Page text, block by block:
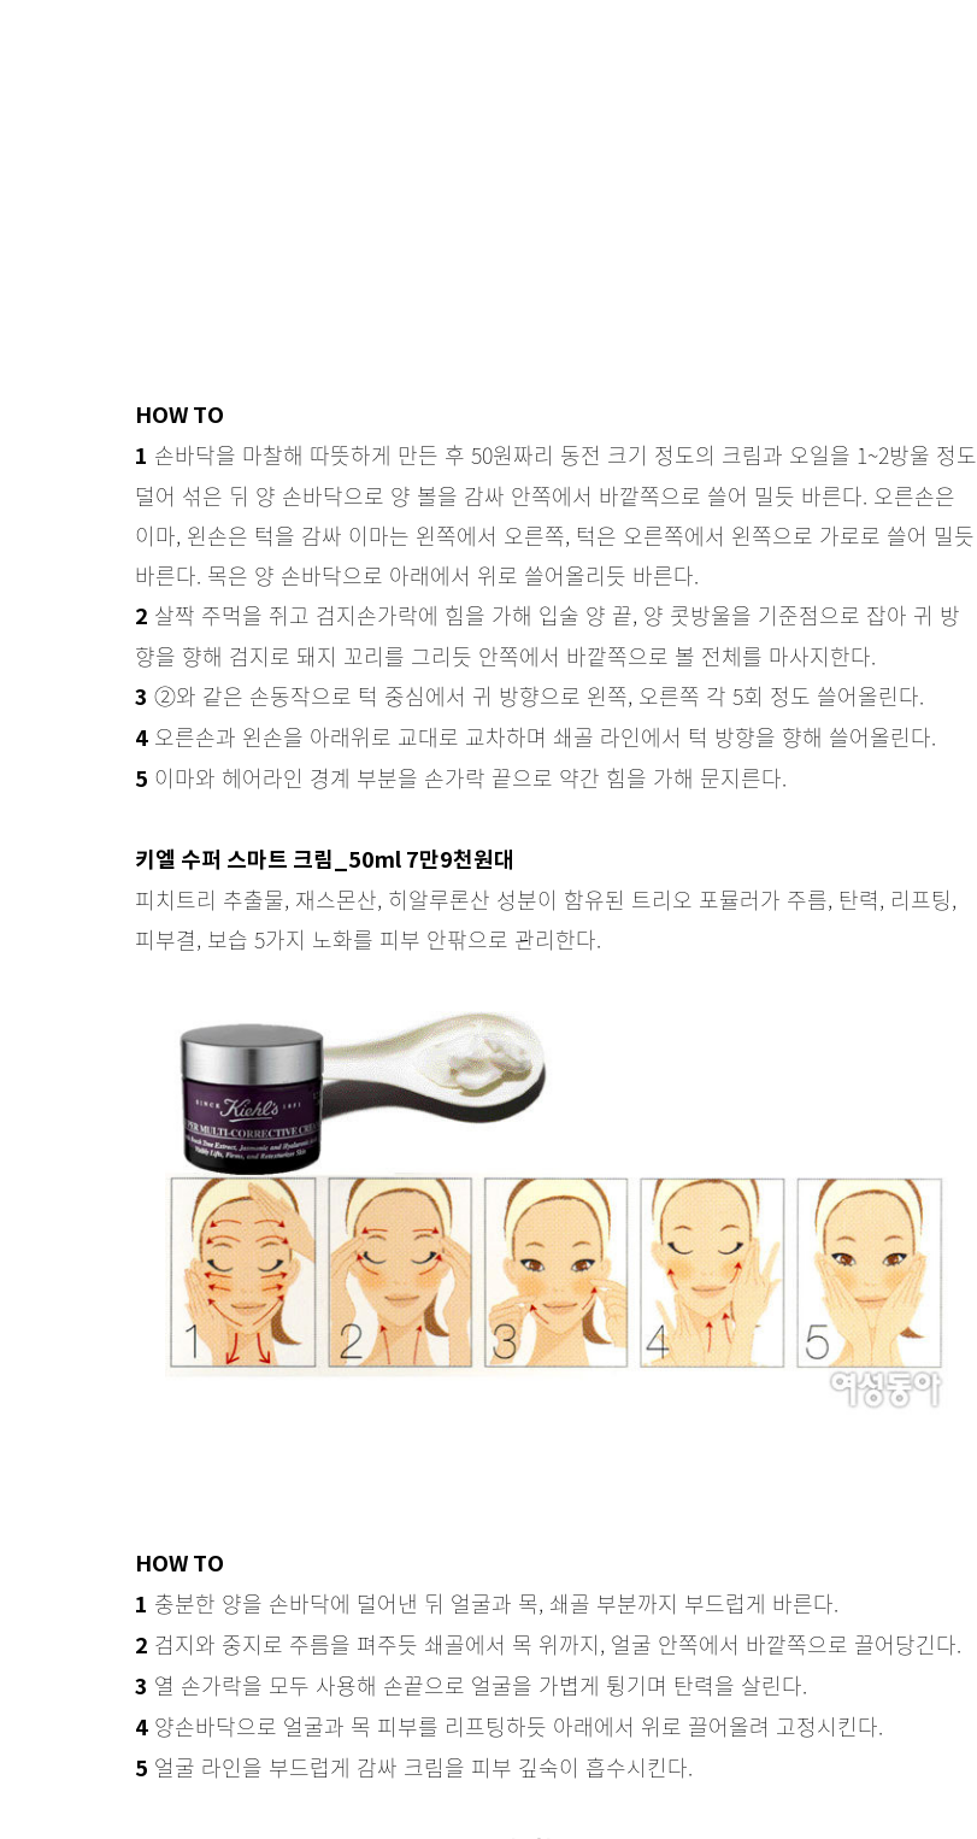
HOW TO
1 손바닥을 마찰해 따뜻하게 만든 후 50원짜리 동전 크기 정도의 크림과 오일을 1~2방울 정도
덜어 섞은 뒤 양 손바닥으로 양 볼을 감싸 안쪽에서 바깥쪽으로 쓸어 밀듯 바른다. 오른손은
이마, 왼손은 턱을 감싸 이마는 왼쪽에서 오른쪽, 턱은 오른쪽에서 왼쪽으로 가로로 쓸어 밀듯
바른다. 목은 양 손바닥으로 아래에서 위로 쓸어올리듯 바른다.
2 살짝 주먹을 쥐고 검지손가락에 힘을 가해 입술 양 끝, 양 콧방울을 기준점으로 잡아 귀 방
향을 향해 검지로 돼지 꼬리를 그리듯 안쪽에서 바깥쪽으로 볼 전체를 마사지한다.
3 ②와 같은 손동작으로 턱 중심에서 귀 방향으로 왼쪽, 오른쪽 각 5회 정도 쓸어올린다.
4 오른손과 왼손을 아래위로 교대로 교차하며 쇄골 라인에서 턱 방향을 향해 쓸어올린다.
5 이마와 헤어라인 경계 부분을 손가락 끝으로 약간 힘을 가해 문지른다.
키엘 수퍼 스마트 크림_50ml 7만9천원대
피치트리 추출물, 재스몬산, 히알루론산 성분이 함유된 트리오 포뮬러가 주름, 탄력, 리프팅,
피부결, 보습 5가지 노화를 피부 안팎으로 관리한다.
HOW TO
1 충분한 양을 손바닥에 덜어낸 뒤 얼굴과 목, 쇄골 부분까지 부드럽게 바른다.
2 검지와 중지로 주름을 펴주듯 쇄골에서 목 위까지, 얼굴 안쪽에서 바깥쪽으로 끌어당긴다.
3 열 손가락을 모두 사용해 손끝으로 얼굴을 가볍게 튕기며 탄력을 살린다.
4 양손바닥으로 얼굴과 목 피부를 리프팅하듯 아래에서 위로 끌어올려 고정시킨다.
5 얼굴 라인을 부드럽게 감싸 크림을 피부 깊숙이 흡수시킨다.